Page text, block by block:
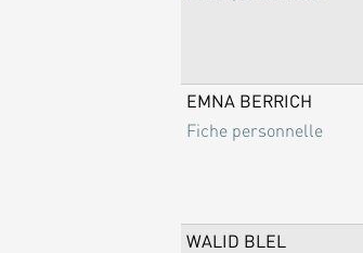
EMNA BERRICH
Fiche personnelle
WALID BLEL